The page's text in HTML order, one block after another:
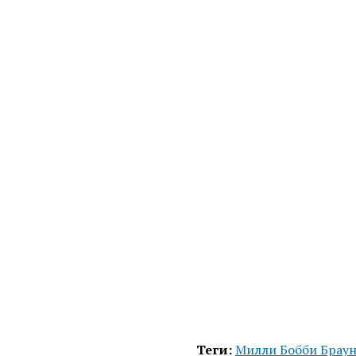
Теги:Милли Бобби Браун